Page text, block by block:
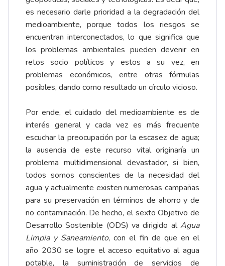
es necesario darle prioridad a la degradación del
medioambiente, porque todos los riesgos se
encuentran interconectados, lo que significa que
los problemas ambientales pueden devenir en
retos socio políticos y estos a su vez, en
problemas económicos, entre otras fórmulas
posibles, dando como resultado un círculo vicioso.
Por ende, el cuidado del medioambiente es de
interés general y cada vez es más frecuente
escuchar la preocupación por la escasez de agua;
la ausencia de este recurso vital originaría un
problema multidimensional devastador, si bien,
todos somos conscientes de la necesidad del
agua y actualmente existen numerosas campañas
para su preservación en términos de ahorro y de
no contaminación. De hecho, el sexto Objetivo de
Desarrollo Sostenible (ODS) va dirigido al Agua
Limpia y Saneamiento, con el fin de que en el
año 2030 se logre el acceso equitativo al agua
potable, la suministración de servicios de